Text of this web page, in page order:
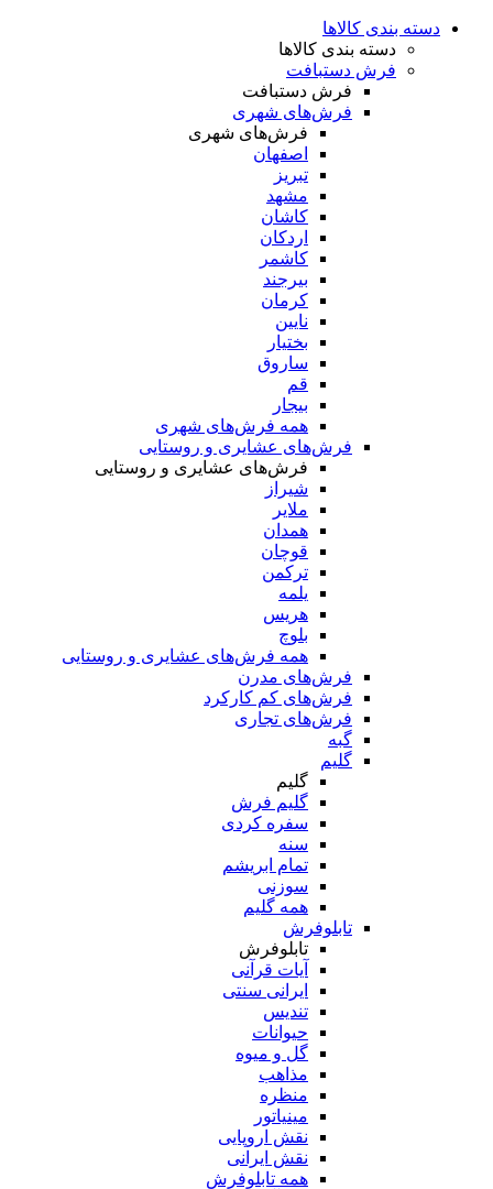
دسته بندی کالاها
دسته بندی کالاها
فرش دستبافت
فرش دستبافت
فرش‌های شهری
فرش‌های شهری
اصفهان
تبریز
مشهد
کاشان
اردکان
کاشمر
بیرجند
کرمان
نایین
بختیار
ساروق
قم
بیجار
همه فرش‌های شهری
فرش‌های عشایری و روستایی
فرش‌های عشایری و روستایی
شیراز
ملایر
همدان
قوچان
ترکمن
یلمه
هریس
بلوچ
همه فرش‌های عشایری و روستایی
فرش‌های مدرن
فرش‌های کم کارکرد
فرش‌های تجاری
گبه
گلیم
گلیم
گلیم فرش
سفره کردی
سنه
تمام ابریشم
سوزنی
همه گلیم
تابلوفرش
تابلوفرش
آیات قرآنی
ایرانی سنتی
تندیس
حیوانات
گل و میوه
مذاهب
منظره
مینیاتور
نقش اروپایی
نقش ایرانی
همه تابلوفرش